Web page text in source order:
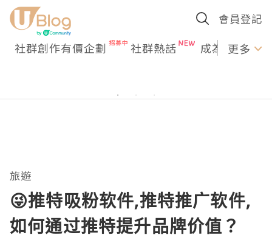
會員登記
社群創作有價企劃 社群熱話 成為U更多
旅遊
😜推特吸粉软件,推特推广软件,
如何通过推特提升品牌价值？